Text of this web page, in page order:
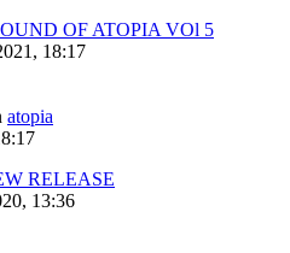
OF ATOPIA VOl 5
18:17
atopia
RELEASE
13:36